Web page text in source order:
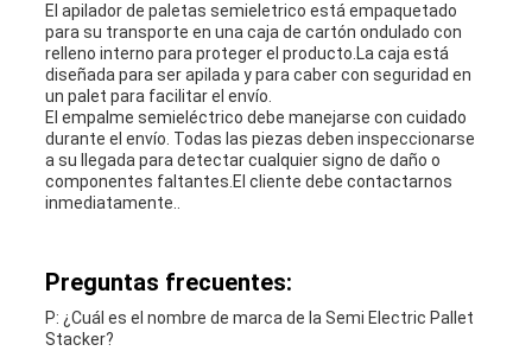
El apilador de paletas semieletrico está empaquetado
para su transporte en una caja de cartón ondulado con
relleno interno para proteger el producto.La caja está
diseñada para ser apilada y para caber con seguridad en
un palet para facilitar el envío.
El empalme semieléctrico debe manejarse con cuidado
durante el envío. Todas las piezas deben inspeccionarse
a su llegada para detectar cualquier signo de daño o
componentes faltantes.El cliente debe contactarnos
inmediatamente..
Preguntas frecuentes:
P: ¿Cuál es el nombre de marca de la Semi Electric Pallet
Stacker?